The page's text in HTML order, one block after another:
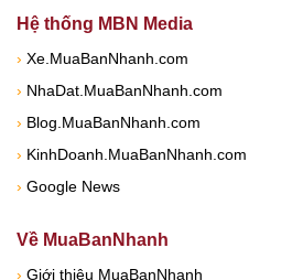
Hệ thống MBN Media
› Xe.MuaBanNhanh.com
› NhaDat.MuaBanNhanh.com
› Blog.MuaBanNhanh.com
› KinhDoanh.MuaBanNhanh.com
› Google News
Về MuaBanNhanh
› Giới thiệu MuaBanNhanh